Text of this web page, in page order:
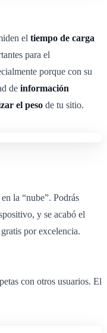
el tiempo de carga
para el
porque con su
de información
el peso de tu sitio.
en la “nube”. Podrás
y se acabó el
por excelencia.
con otros usuarios. El